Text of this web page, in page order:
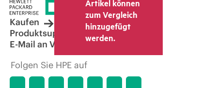
Artikel können
zum Vergleich
hinzugefügt
werden.
Kaufen
Produktsupport
E-Mail an Vertrieb
Folgen Sie HPE auf